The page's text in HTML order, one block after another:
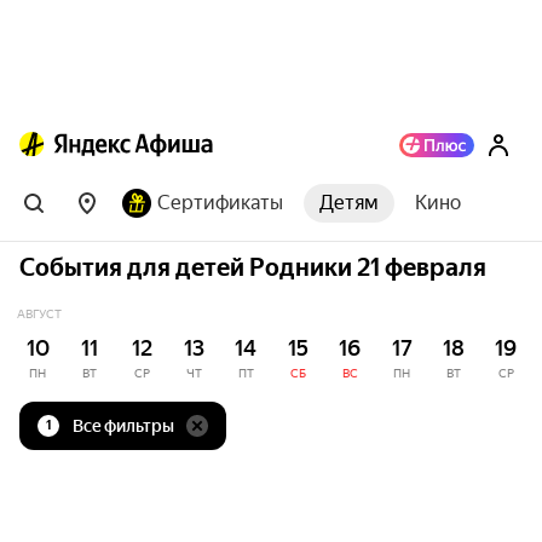
Сертификаты Детям Кино
События для детей Родники 21 февраля
АВГУСТ
10
ПН
11
ВТ
12
СР
13
ЧТ
14
ПТ
15
СБ
16
ВС
17
ПН
18
ВТ
19
СР
1 Все фильтры